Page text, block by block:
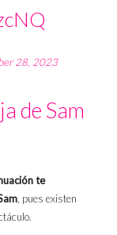
28, 2023
de Sam
te
, pues existen